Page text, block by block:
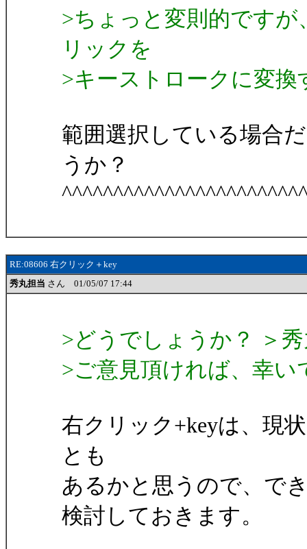
>ちょっと変則的です
リックを
>キーストロークに変
範囲選択している場合
うか？
RE:08606 右クリック＋key
秀丸担当 さん 01/05/07 17:44
>どうでしょうか？ ＞
>ご意見頂ければ、幸い
右クリック+keyは、現
とも
あるかと思うので、で
検討しておきます。